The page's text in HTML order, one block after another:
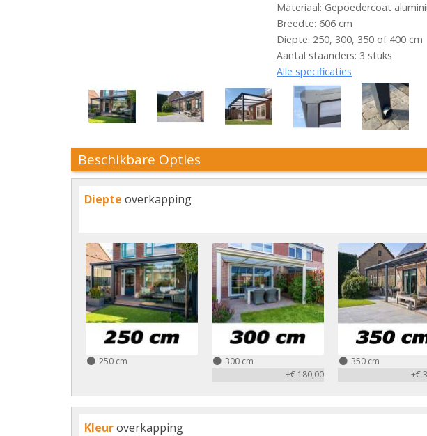
Materiaal: Gepoedercoat
Breedte: 606 cm
Diepte: 250, 300, 350 of 400 cm
Aantal staanders: 3 stuks
Alle specificaties
Beschikbare Opties
Diepte overkapping
250 cm
300 cm
+€ 180,00
350 cm
+€
Kleuroverkapping